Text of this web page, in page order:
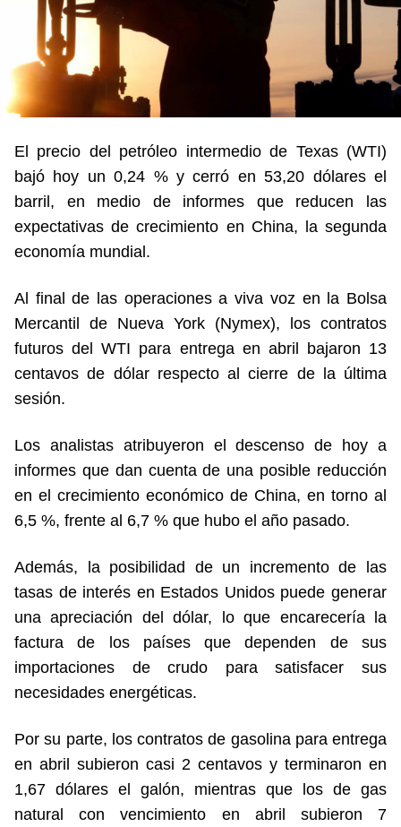
El precio del petróleo intermedio de Texas (WTI)
bajó hoy un 0,24 % y cerró en 53,20 dólares el
barril, en medio de informes que reducen las
expectativas de crecimiento en China, la segunda
economía mundial.
Al final de las operaciones a viva voz en la Bolsa
Mercantil de Nueva York (Nymex), los contratos
futuros del WTI para entrega en abril bajaron 13
centavos de dólar respecto al cierre de la última
sesión.
Los analistas atribuyeron el descenso de hoy a
informes que dan cuenta de una posible reducción
en el crecimiento económico de China, en torno al
6,5 %, frente al 6,7 % que hubo el año pasado.
Además, la posibilidad de un incremento de las
tasas de interés en Estados Unidos puede generar
una apreciación del dólar, lo que encarecería la
factura de los países que dependen de sus
importaciones de crudo para satisfacer sus
necesidades energéticas.
Por su parte, los contratos de gasolina para entrega
en abril subieron casi 2 centavos y terminaron en
1,67 dólares el galón, mientras que los de gas
natural con vencimiento en abril subieron 7